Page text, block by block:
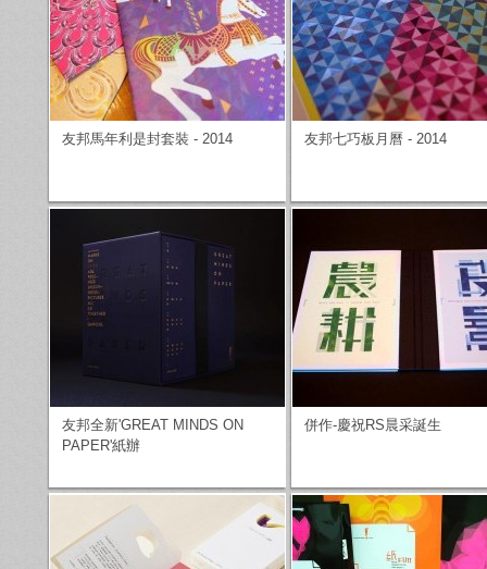
友邦馬年利是封套裝 - 2014 友邦七巧板月曆 - 2014
友邦全新'GREAT MINDS ON
PAPER'紙辦
併作-慶祝RS晨采誕生